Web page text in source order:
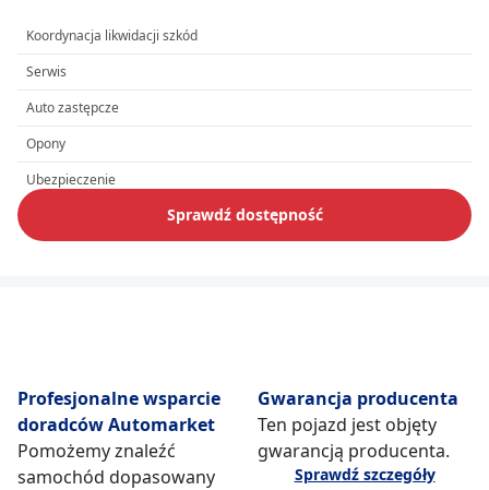
Koordynacja likwidacji szkód
Serwis
Auto zastępcze
Opony
Ubezpieczenie
Sprawdź dostępność
Profesjonalne wsparcie
doradców Automarket
Pomożemy znaleźć
samochód dopasowany
Gwarancja producenta
Ten pojazd jest objęty
gwarancją producenta.
Sprawdź szczegóły